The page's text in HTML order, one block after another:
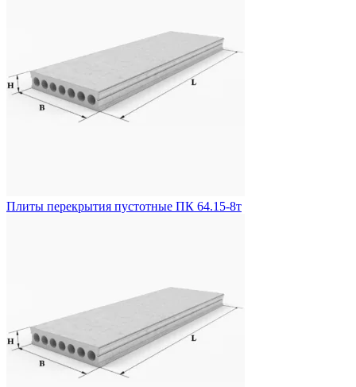
Плиты перекрытия пустотные ПК 64.15-8т